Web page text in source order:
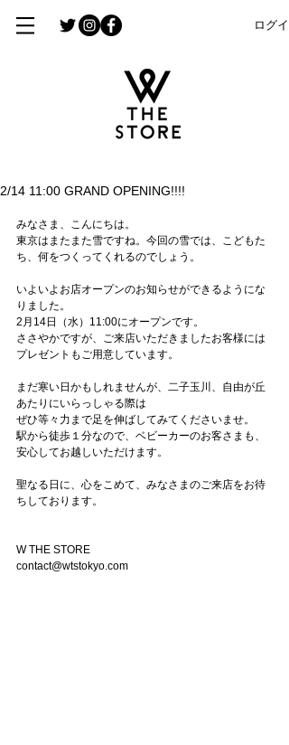
ログイ
2/14 11:00 GRAND OPENING!!!!
みなさま、こんにちは。
東京はまたまた雪ですね。今回の雪では、こどもた
ち、何をつくってくれるのでしょう。
いよいよお店オープンのお知らせができるようにな
りました。
2月14日（水）11:00にオープンです。
ささやかですが、ご来店いただきましたお客様には
プレゼントもご用意しています。
まだ寒い日かもしれませんが、二子玉川、自由が丘
あたりにいらっしゃる際は
ぜひ等々力まで足を伸ばしてみてくださいませ。
駅から徒歩１分なので、ベビーカーのお客さまも、
安心してお越しいただけます。
聖なる日に、心をこめて、みなさまのご来店をお待
ちしております。
W THE STORE
contact@wtstokyo.com